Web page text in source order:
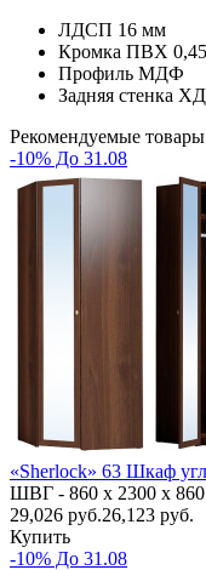
ЛДСП 16 мм
Кромка ПВХ
Профиль МДФ
Задняя стенка
Рекомендуемые
-10% До 31.08
«Sherlock» 63 Шкаф
ШВГ - 860 х 2300 х 860
29,026 руб.26,123 руб.
Купить
-10% До 31.08